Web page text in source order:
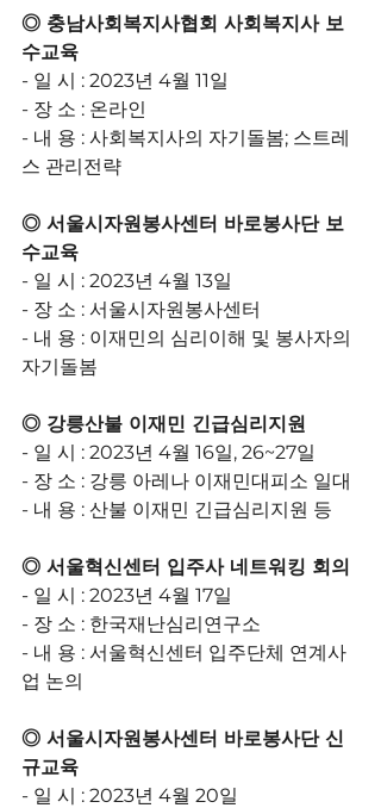
◎ 충남사회복지사협회 사회복지사 보
수교육
- 일 시 : 2023년 4월 11일
- 장 소 : 온라인
- 내 용 : 사회복지사의 자기돌봄; 스트레
스 관리전략
◎ 서울시자원봉사센터 바로봉사단 보
수교육
- 일 시 : 2023년 4월 13일
- 장 소 : 서울시자원봉사센터
- 내 용 : 이재민의 심리이해 및 봉사자의
자기돌봄
◎ 강릉산불 이재민 긴급심리지원
- 일 시 : 2023년 4월 16일, 26~27일
- 장 소 : 강릉 아레나 이재민대피소 일대
- 내 용 : 산불 이재민 긴급심리지원 등
◎ 서울혁신센터 입주사 네트워킹 회의
- 일 시 : 2023년 4월 17일
- 장 소 : 한국재난심리연구소
- 내 용 : 서울혁신센터 입주단체 연계사
업 논의
◎ 서울시자원봉사센터 바로봉사단 신
규교육
- 일 시 : 2023년 4월 20일